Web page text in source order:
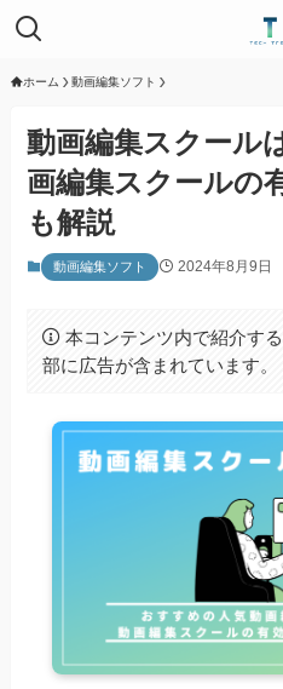
ホーム 動画編集ソフト
動画編集スクール
画編集スクールの
も解説
動画編集ソフト 2024年8月9日
本コンテンツ内で紹介す
部に広告が含まれています。